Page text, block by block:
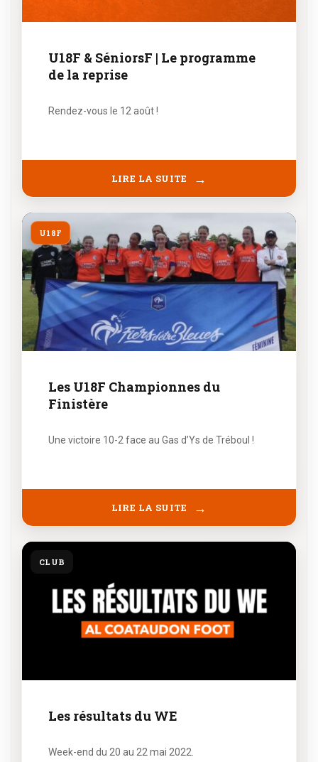
U18F & SéniorsF | Le programme
de la reprise
Rendez-vous le 12 août !
LIRE LA SUITE
U18F
Les U18F Championnes du
Finistère
Une victoire 10-2 face au Gas d’Ys de Tréboul !
LIRE LA SUITE
CLUB
Les résultats du WE
Week-end du 20 au 22 mai 2022.